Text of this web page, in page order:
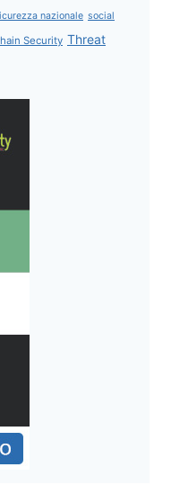
nazionale social
Security Threat